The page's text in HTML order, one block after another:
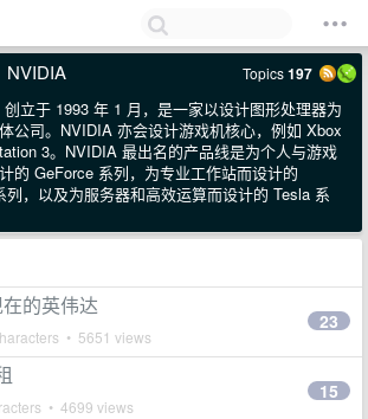
NVIDIA Topics197
立于 1993 年 1 月，是一家以设计图形处理器为
公司。NVIDIA 亦会设计游戏机核心，例如 Xbox
3。NVIDIA 最出名的产品线是为个人与游戏
的 GeForce 系列，为专业工作站而设计的
列，以及为服务器和高效运算而设计的 Tesla 系
的英伟达
• 5651 views
23
• 4699 views
15